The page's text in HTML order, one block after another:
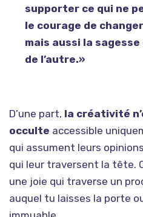
supporter ce qui ne
le courage de
mais aussi la
de l’autre.»
D’une part, la créativité
occulte accessible
qui assument leurs
qui leur traversent la tête.
une joie qui traverse un
auquel tu laisses la porte